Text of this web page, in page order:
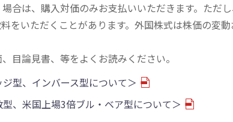
合は、購入対価のみお支払いいただきます。ただ
をいただくことがあります。外国株式は株価の変
目論見書、等をよくお読みください。
型、インバース型について＞
、米国上場3倍ブル・ベア型について＞